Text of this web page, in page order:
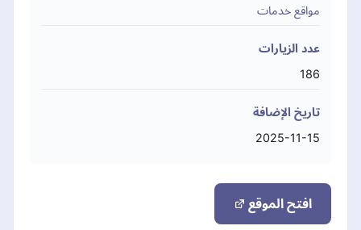
مواقع خدمات
عدد الزيارات
186
تاريخ الإضافة
2025-11-15
افتح الموقع